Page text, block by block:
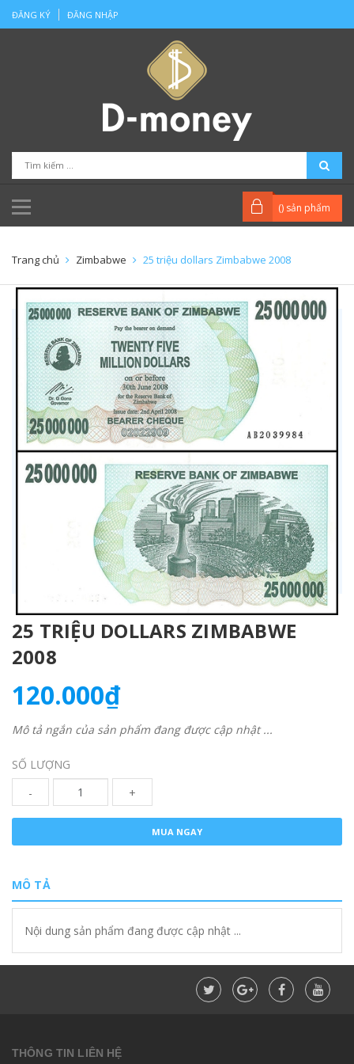
ĐĂNG KÝ ĐĂNG NHẬP
() sản phẩm
Trang chủ Zimbabwe 25 triệu dollars Zimbabwe 2008
25 TRIỆU DOLLARS ZIMBABWE
2008
120.000₫
Mô tả ngắn của sản phẩm đang được cập nhật ...
SỐ LƯỢNG
-
+
MUA NGAY
MÔ TẢ
Nội dung sản phẩm đang được cập nhật ...
THÔNG TIN LIÊN HỆ